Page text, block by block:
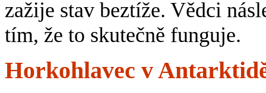
zažije stav beztíže. Vědci
tím, že to skutečně funguje.
Horkohlavec v